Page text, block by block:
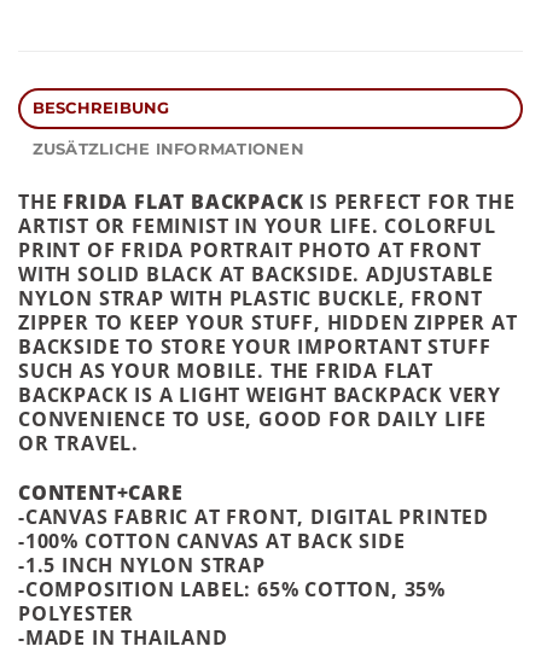
BESCHREIBUNG
ZUSÄTZLICHE INFORMATIONEN
THE FRIDA FLAT BACKPACK IS PERFECT FOR THE
ARTIST OR FEMINIST IN YOUR LIFE. COLORFUL
PRINT OF FRIDA PORTRAIT PHOTO AT FRONT
WITH SOLID BLACK AT BACKSIDE. ADJUSTABLE
NYLON STRAP WITH PLASTIC BUCKLE, FRONT
ZIPPER TO KEEP YOUR STUFF, HIDDEN ZIPPER AT
BACKSIDE TO STORE YOUR IMPORTANT STUFF
SUCH AS YOUR MOBILE. THE FRIDA FLAT
BACKPACK IS A LIGHT WEIGHT BACKPACK VERY
CONVENIENCE TO USE, GOOD FOR DAILY LIFE
OR TRAVEL.
CONTENT+CARE
-CANVAS FABRIC AT FRONT, DIGITAL PRINTED
-100% COTTON CANVAS AT BACK SIDE
-1.5 INCH NYLON STRAP
-COMPOSITION LABEL: 65% COTTON, 35%
POLYESTER
-MADE IN THAILAND